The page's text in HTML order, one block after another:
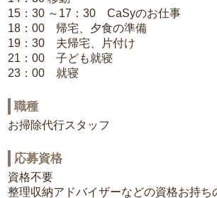
15：30 ～17：30 CaSyのお仕事
18：00 帰宅、夕食の準備
19：30 夫帰宅、片付け
21：00 子ども就寝
23：00 就寝
職種
お掃除代行スタッフ
応募資格
資格不要
整理収納アドバイザーなどの資格お持ち